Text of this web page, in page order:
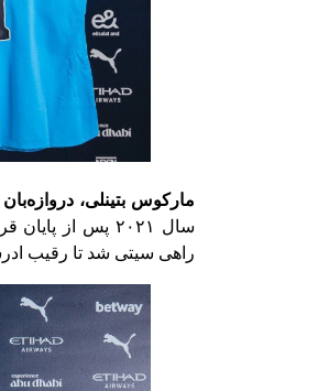
مارکوس بتینلی، دروازه‌بان انگلیسی ۳۳ ساله از
سال ۲۰۲۱ پس از
راهی سیتی شد تا رقیب